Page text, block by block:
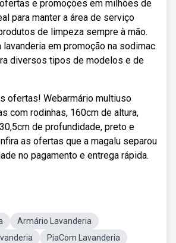
e promoções em milhões de
para manter a área de serviço
de limpeza sempre à mão.
em promoção na sodimac.
diversos tipos de modelos e de
ofertas! Webarmário multiuso
com rodinhas, 160cm de altura,
de profundidade, preto e
as ofertas que a magalu separou
no pagamento e entrega rápida.
Armário Lavanderia
PiaCom Lavanderia